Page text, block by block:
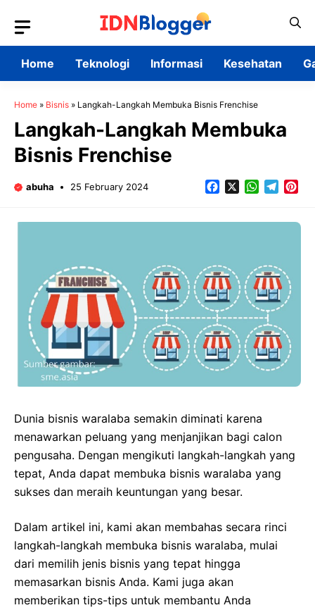
content
Home
Teknologi Informasi Kesehatan
Home » Bisnis » Langkah-Langkah Membuka Bisnis Frenchise
Langkah-Langkah Membuka
Bisnis Frenchise
abuha 25 February 2024 FacebookWhatsApp
Dunia bisnis waralaba semakin diminati karena
menawarkan peluang yang menjanjikan bagi calon
pengusaha. Dengan mengikuti langkah-langkah yang
tepat, Anda dapat membuka bisnis waralaba yang
sukses dan meraih keuntungan yang besar.
Dalam artikel ini, kami akan membahas secara rinci
langkah-langkah membuka bisnis waralaba, mulai
dari memilih jenis bisnis yang tepat hingga
memasarkan bisnis Anda. Kami juga akan
memberikan tips-tips untuk membantu Anda